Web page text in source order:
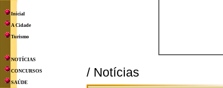
Inicial
A Cidade
Turismo
NOTÍCIAS
CONCURSOS
SAÚDE
/ Notícias